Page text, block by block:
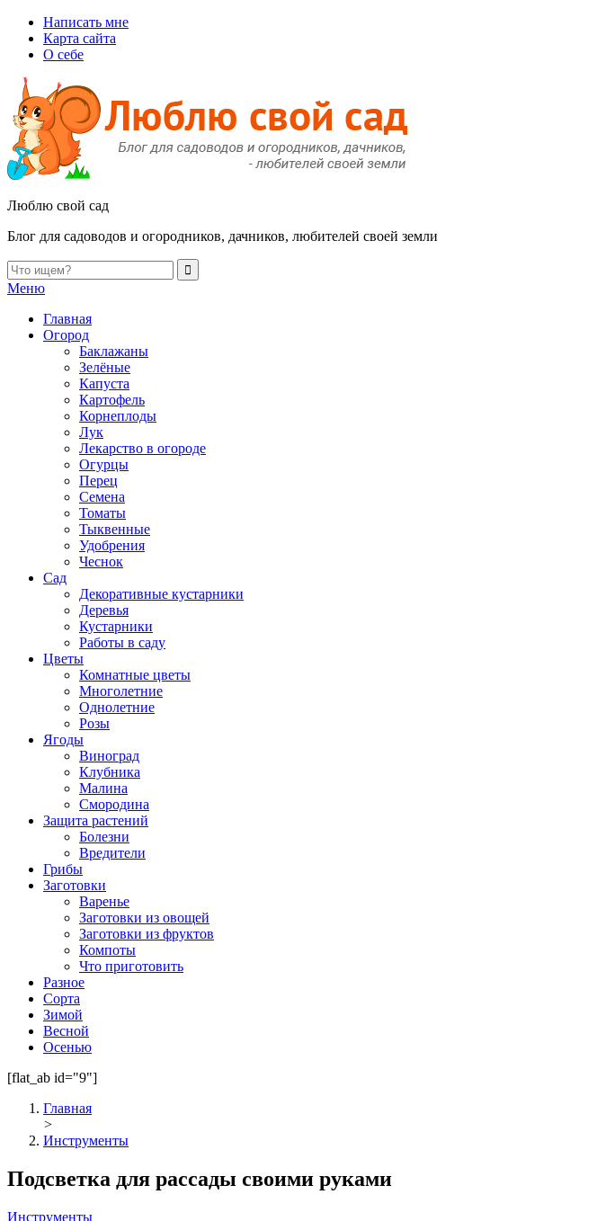
Написать мне
Карта сайта
О себе
Люблю свой сад
Блог для садоводов и огородников, дачников, любителей своей земли
Меню
Главная
Огород
Баклажаны
Зелёные
Капуста
Картофель
Корнеплоды
Лук
Лекарство в огороде
Огурцы
Перец
Семена
Томаты
Тыквенные
Удобрения
Чеснок
Сад
Декоративные кустарники
Деревья
Кустарники
Работы в саду
Цветы
Комнатные цветы
Многолетние
Однолетние
Розы
Ягоды
Виноград
Клубника
Малина
Смородина
Защита растений
Болезни
Вредители
Грибы
Заготовки
Варенье
Заготовки из овощей
Заготовки из фруктов
Компоты
Что приготовить
Разное
Сорта
Зимой
Весной
Осенью
[flat_ab id="9"]
Главная
>
Инструменты
Подсветка для рассады своими руками
Инструменты